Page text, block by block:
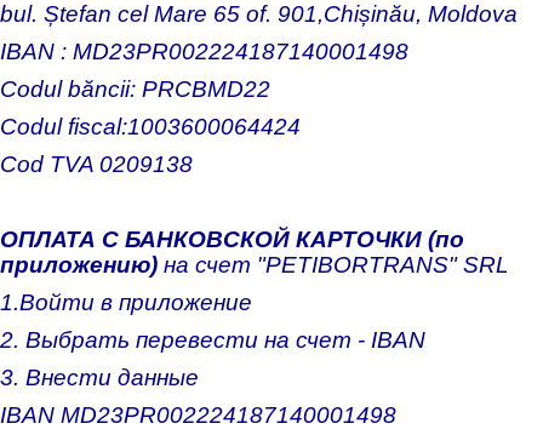
bul. Ștefan cel Mare 65 of. 901,Chișinău, Moldova
IBAN : MD23PR002224187140001498
Codul băncii: PRCBMD22
Codul fiscal:1003600064424
Cod TVA 0209138
ОПЛАТА С БАНКОВСКОЙ КАРТОЧКИ (по
приложению) на счет "PETIBORTRANS" SRL
1.Войти в приложение
2. Выбрать перевести на счет - IBAN
3. Внести данные
IBAN MD23PR002224187140001498